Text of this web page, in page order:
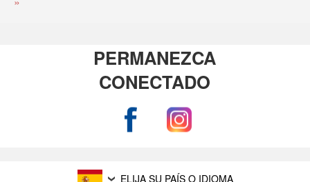
PERMANEZCA
CONECTADO
ELIJA SU PAÍS O IDIOMA